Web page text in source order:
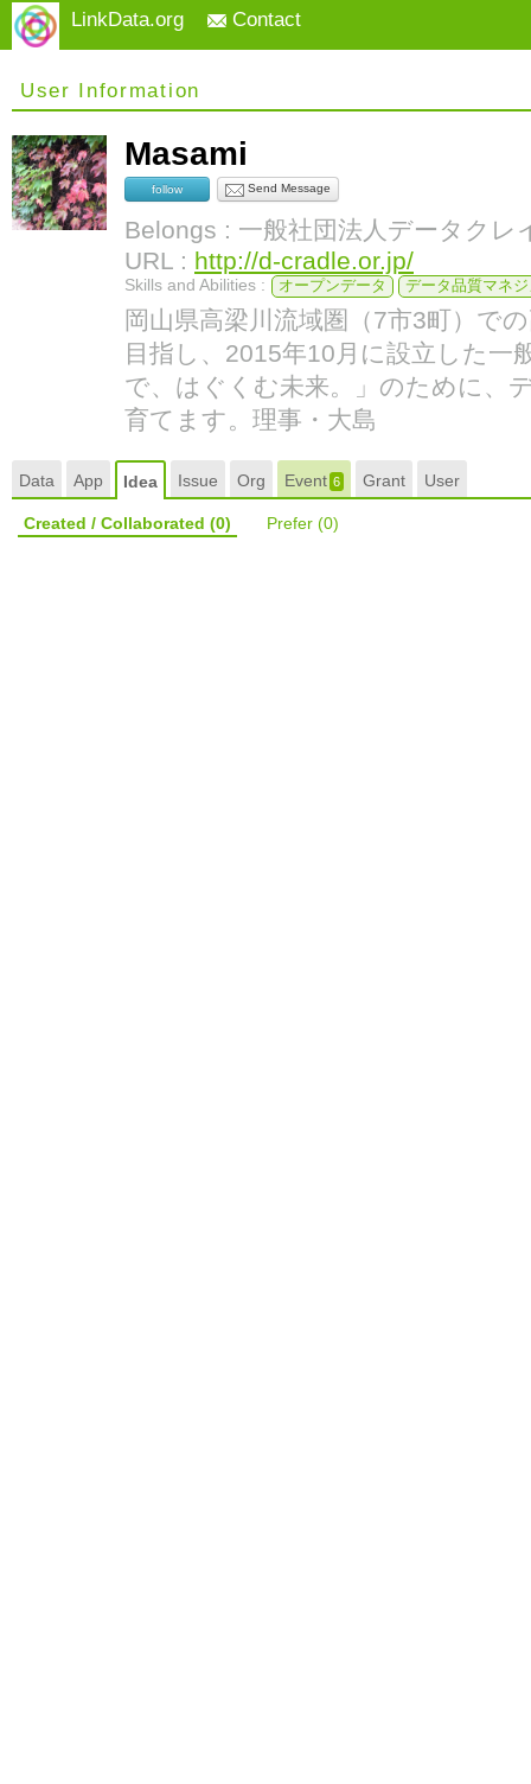
LinkData.org Contact
User Information
Masami
follow Send Message
Belongs : 一般社団法人データクレ
URL : http://d-cradle.or.jp/
Skills and Abilities : オープンデータ データ品質マネ
岡山県高梁川流域圏（7市3町）で
目指し、2015年10月に設立した一
で、はぐくむ未来。」のために、
育てます。理事・大島
Data App Idea Issue Org Event6 Grant User
Created / Collaborated (0) Prefer (0)